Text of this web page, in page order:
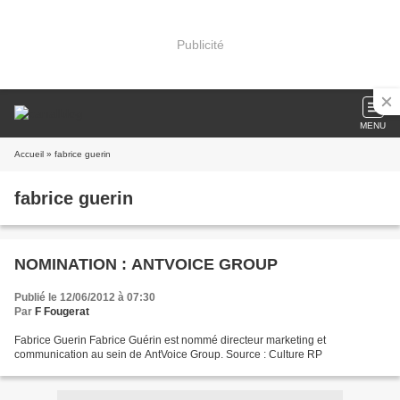
Publicité
MENU
Accueil » fabrice guerin
fabrice guerin
NOMINATION : ANTVOICE GROUP
Publié le 12/06/2012 à 07:30
Par F Fougerat
Fabrice Guerin Fabrice Guérin est nommé directeur marketing et
communication au sein de AntVoice Group. Source : Culture RP